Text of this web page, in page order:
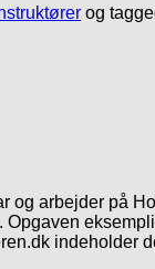
og
og arbejder på
indeholder